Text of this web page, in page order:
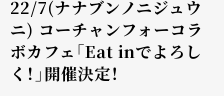
22/7(ナナブンノニジュウ
ニ) コーチャンフォーコラ
ボカフェ「Eat inでよろし
く！」開催決定！